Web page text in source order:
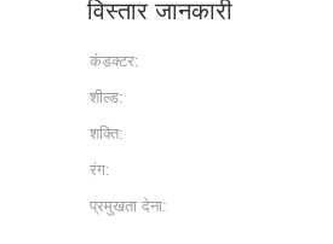
विस्तार जानकारी
कंडक्टर:
शील्ड:
शक्ति:
रंग:
प्रमुखता देना: